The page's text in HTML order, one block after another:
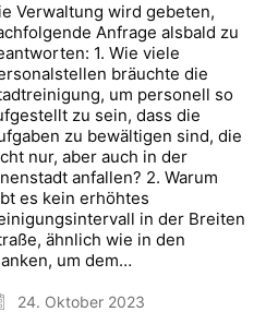
Verwaltung wird gebeten,
Anfrage alsbald zu
1. Wie viele
bräuchte die
um personell so
zu sein, dass die
zu bewältigen sind, die
nur, aber auch in der
anfallen? 2. Warum
es kein erhöhtes
in der Breiten
ähnlich wie in den
um dem…
24. Oktober 2023